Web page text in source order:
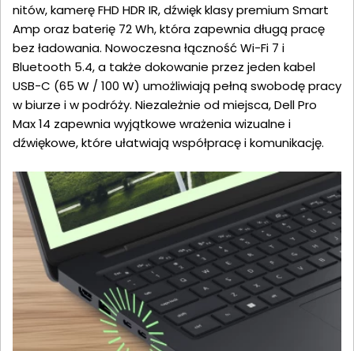
nitów, kamerę FHD HDR IR, dźwięk klasy premium Smart
Amp oraz baterię 72 Wh, która zapewnia długą pracę
bez ładowania. Nowoczesna łączność Wi-Fi 7 i
Bluetooth 5.4, a także dokowanie przez jeden kabel
USB-C (65 W / 100 W) umożliwiają pełną swobodę pracy
w biurze i w podróży. Niezależnie od miejsca, Dell Pro
Max 14 zapewnia wyjątkowe wrażenia wizualne i
dźwiękowe, które ułatwiają współpracę i komunikację.